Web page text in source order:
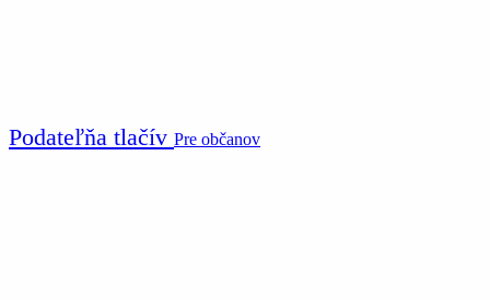
Podateľňa tlačív Pre občanov